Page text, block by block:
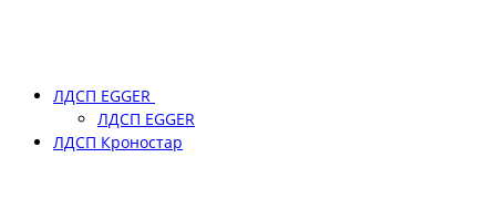
ЛДСП EGGER
ЛДСП EGGER
ЛДСП Кроностар